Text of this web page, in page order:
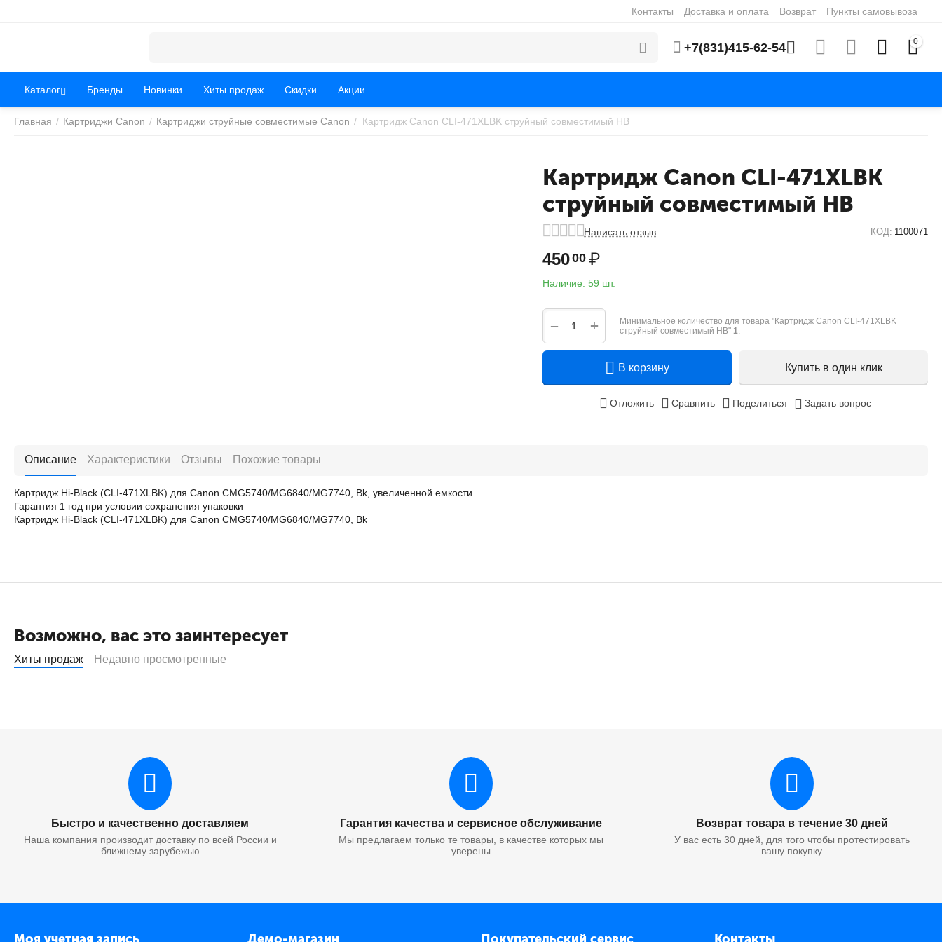
Контакты Доставка и оплата Возврат Пункты самовывоза
+7(831)415-62-54 0
Каталог Бренды Новинки Хиты продаж Скидки Акции
Главная / Картриджи Canon / Картриджи струйные совместимые Canon / Картридж Canon CLI-471XLBK струйный совместимый HB
Картридж Canon CLI-471XLBK
струйный совместимый HB
Написать отзыв КОД: 1100071
45000 ₽
Наличие: 59 шт.
+
−
Минимальное количество для товара "Картридж Canon CLI-471XLBK
струйный совместимый HB" 1.
В корзину Купить в один клик
Отложить Сравнить Поделиться Задать вопрос
Описание Характеристики Отзывы Похожие товары
Картридж Hi-Black (CLI-471XLBK) для Canon CMG5740/MG6840/MG7740, Bk, увеличенной емкости
Гарантия 1 год при условии сохранения упаковки
Картридж Hi-Black (CLI-471XLBK) для Canon CMG5740/MG6840/MG7740, Bk
Возможно, вас это заинтересует
Хиты продаж Недавно просмотренные
Быстро и качественно доставляем
Наша компания производит доставку по всей России и
ближнему зарубежью
Гарантия качества и сервисное обслуживание
Мы предлагаем только те товары, в качестве которых мы
уверены
Возврат товара в течение 30 дней
У вас есть 30 дней, для того чтобы протестировать
вашу покупку